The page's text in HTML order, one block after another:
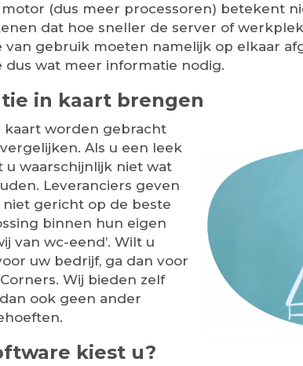
(dus meer processoren) betekent
dat hoe sneller de server of
gebruik moeten namelijk op elkaar
wat meer informatie nodig.
in kaart brengen
worden gebracht
Als u een leek
u waarschijnlijk niet wat
Leveranciers geven
niet gericht op de beste
binnen hun eigen
van wc-eend’. Wilt u
uw bedrijf, ga dan voor
Wij bieden zelf
ook geen ander
kiest u?